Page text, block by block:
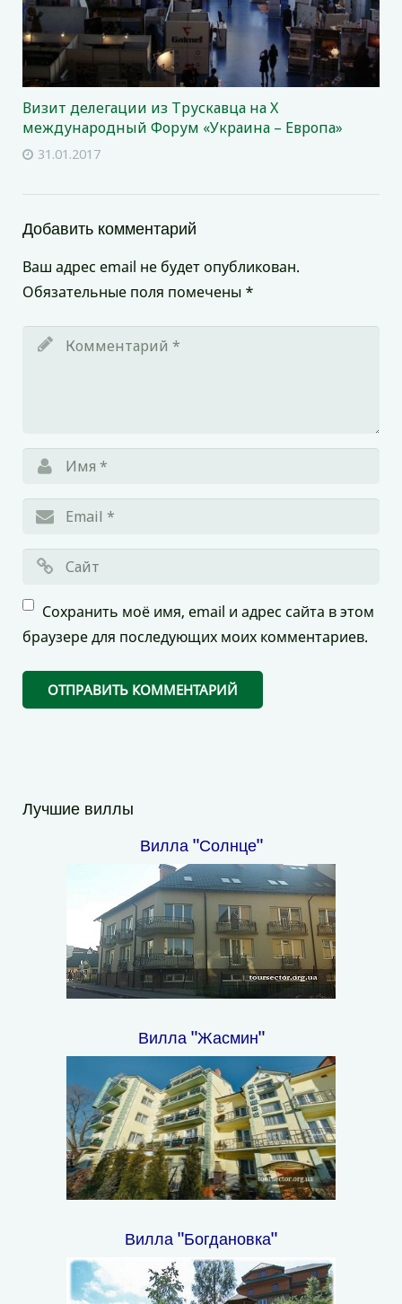
Визит делегации из Трускавца на X
международный Форум «Украина – Европа»
31.01.2017
Добавить комментарий
Ваш адрес email не будет опубликован.
Обязательные поля помечены *
Сохранить моё имя, email и адрес сайта в этом
браузере для последующих моих комментариев.
Лучшие виллы
Вилла "Солнце"
Вилла "Жасмин"
Вилла "Богдановка"